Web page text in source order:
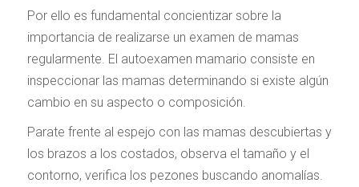
Por ello es fundamental concientizar sobre la
importancia de realizarse un examen de mamas
regularmente. El autoexamen mamario consiste en
inspeccionar las mamas determinando si existe algún
cambio en su aspecto o composición.
Parate frente al espejo con las mamas descubiertas y
los brazos a los costados, observa el tamaño y el
contorno, verifica los pezones buscando anomalías.